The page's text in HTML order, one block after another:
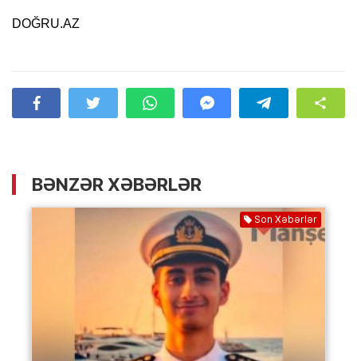
DOĞRU.AZ
BƏNZƏR XƏBƏRLƏR
Son Xəbərlər